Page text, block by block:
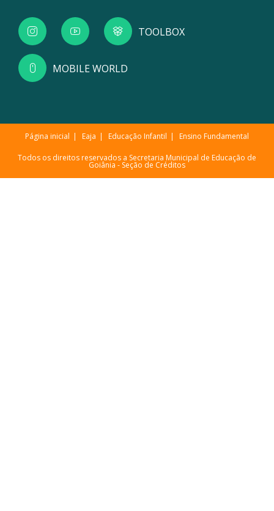
TOOLBOX
MOBILE WORLD
Página inicial Eaja Educação Infantil Ensino Fundamental
Todos os direitos reservados a Secretaria Municipal de Educação de
Goiânia - Seção de Créditos